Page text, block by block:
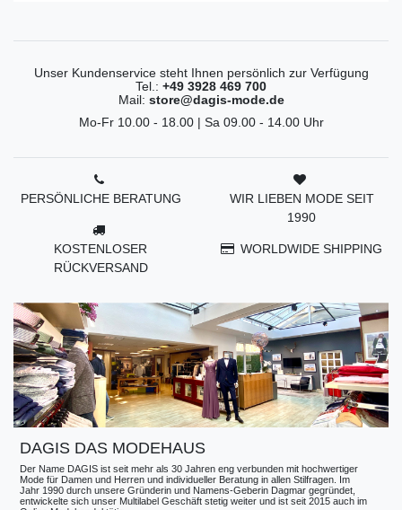
Unser Kundenservice steht Ihnen persönlich zur Verfügung
Tel.: +49 3928 469 700
Mail: store@dagis-mode.de
Mo-Fr 10.00 - 18.00 | Sa 09.00 - 14.00 Uhr
PERSÖNLICHE BERATUNG
KOSTENLOSER
RÜCKVERSAND
WIR LIEBEN MODE SEIT
1990
WORLDWIDE SHIPPING
DAGIS DAS MODEHAUS
Der Name DAGIS ist seit mehr als 30 Jahren eng verbunden mit hochwertiger
Mode für Damen und Herren und individueller Beratung in allen Stilfragen. Im
Jahr 1990 durch unsere Gründerin und Namens-Geberin Dagmar gegründet,
entwickelte sich unser Multilabel Geschäft stetig weiter und ist seit 2015 auch im